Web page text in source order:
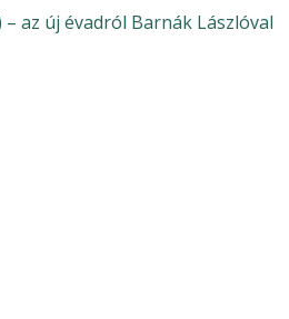
– az új évadról Barnák Lászlóval